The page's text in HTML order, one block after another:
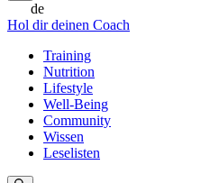
de
Hol dir deinen Coach
Training
Nutrition
Lifestyle
Well-Being
Community
Wissen
Leselisten